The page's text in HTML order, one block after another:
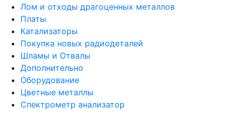
Лом и отходы драгоценных металлов
Платы
Катализаторы
Покупка новых радиодеталей
Шламы и Отвалы
Дополнительно
Оборудование
Цветные металлы
Спектрометр анализатор